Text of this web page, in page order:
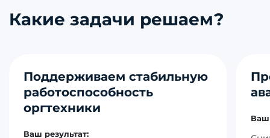
Какие задачи решаем?
Поддерживаем стабильную
работоспособность
оргтехники
Ваш результат:
Ваш